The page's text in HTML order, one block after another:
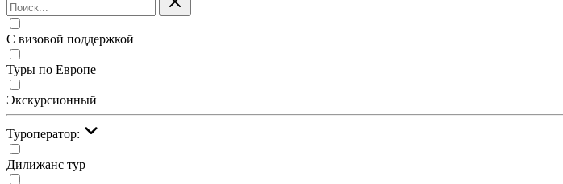
С визовой поддержкой
Туры по Европе
Экскурсионный
Туроператор:
Дилижанс тур